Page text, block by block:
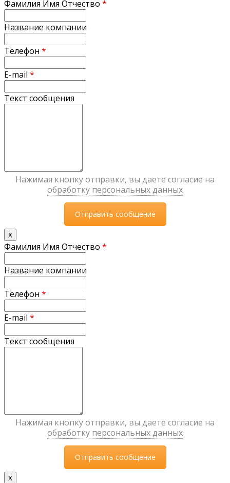
Фамилия Имя Отчество *
Название компании
Телефон *
E-mail *
Текст сообщения
Нажимая кнопку отправки, вы даете согласие на
обработку персональных данных
X
Фамилия Имя Отчество *
Название компании
Телефон *
E-mail *
Текст сообщения
Нажимая кнопку отправки, вы даете согласие на
обработку персональных данных
X